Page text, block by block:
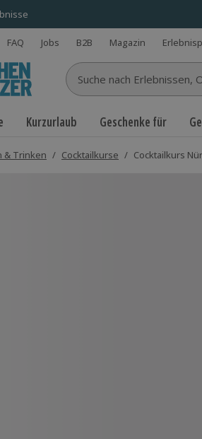
FAQ Jobs B2B Magazin
Suche nach Erlebnissen...
Kurzurlaub Geschenke für
& Trinken / Cocktailkurse / Cocktailkurs